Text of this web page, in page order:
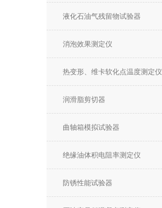
液化石油气残留物试验器
消泡效果测定仪
热变形、维卡软化点温度测定仪
润滑脂剪切器
曲轴箱模拟试验器
绝缘油体积电阻率测定仪
防锈性能试验器